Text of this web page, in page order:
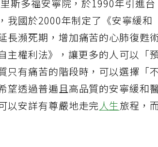
斯多福安寧院，於1990年引進台
我國於2000年制定了《安寧緩和
長瀕死期，增加痛苦的心肺復甦
主權利法》，讓更多的人可以「
只有痛苦的階段時，可以選擇「
望透過普遍且高品質的安寧緩和
以安詳有尊嚴地走完人生旅程，而